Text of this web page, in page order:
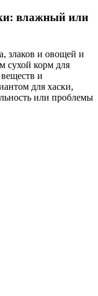
влажный или
злаков и овощей и
сухой корм для
и
для хаски,
или проблемы